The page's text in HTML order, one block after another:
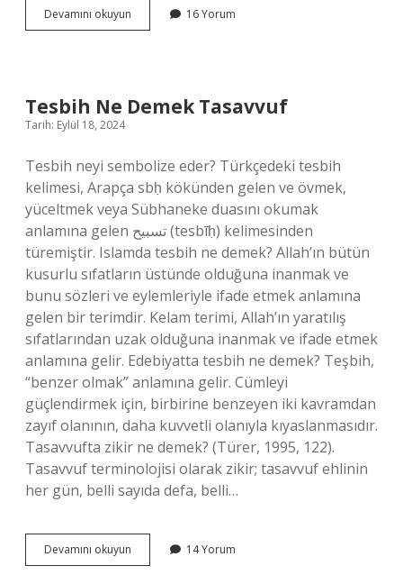
Devamını okuyun
Ağacından
16 Yorum
Tesbih Ne Demek Tasavvuf
Tarih: Eylül 18, 2024
Tesbih neyi sembolize eder? Türkçedeki tesbih
kelimesi, Arapça sbḥ kökünden gelen ve övmek,
yüceltmek veya Sübhaneke duasını okumak
anlamına gelen تسبيح (tesbīḥ) kelimesinden
türemiştir. Islamda tesbih ne demek? Allah’ın bütün
kusurlu sıfatların üstünde olduğuna inanmak ve
bunu sözleri ve eylemleriyle ifade etmek anlamına
gelen bir terimdir. Kelam terimi, Allah’ın yaratılış
sıfatlarından uzak olduğuna inanmak ve ifade etmek
anlamına gelir. Edebiyatta tesbih ne demek? Teşbih,
“benzer olmak” anlamına gelir. Cümleyi
güçlendirmek için, birbirine benzeyen iki kavramdan
zayıf olanının, daha kuvvetli olanıyla kıyaslanmasıdır.
Tasavvufta zikir ne demek? (Türer, 1995, 122).
Tasavvuf terminolojisi olarak zikir; tasavvuf ehlinin
her gün, belli sayıda defa, belli…
Devamını okuyun
Ne
14 Yorum